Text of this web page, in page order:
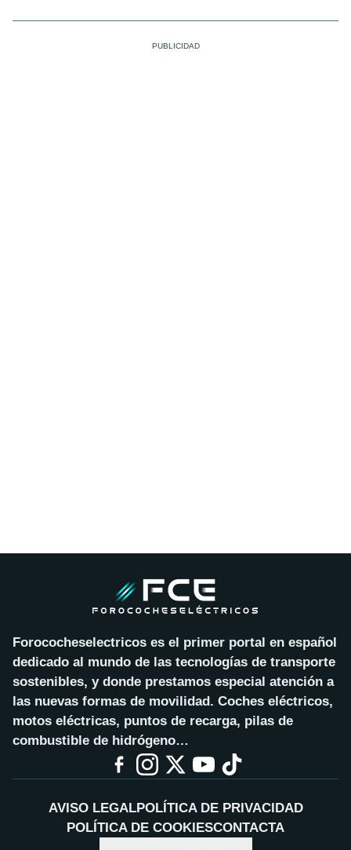
Forococheselectricos es el primer portal en español
dedicado al mundo de las tecnologías de transporte
sostenibles, y donde prestamos especial atención a
las nuevas formas de movilidad. Coches eléctricos,
motos eléctricas, puntos de recarga, pilas de
combustible de hidrógeno…
AVISO LEGALPOLÍTICA DE PRIVACIDAD
POLÍTICA DE COOKIESCONTACTA